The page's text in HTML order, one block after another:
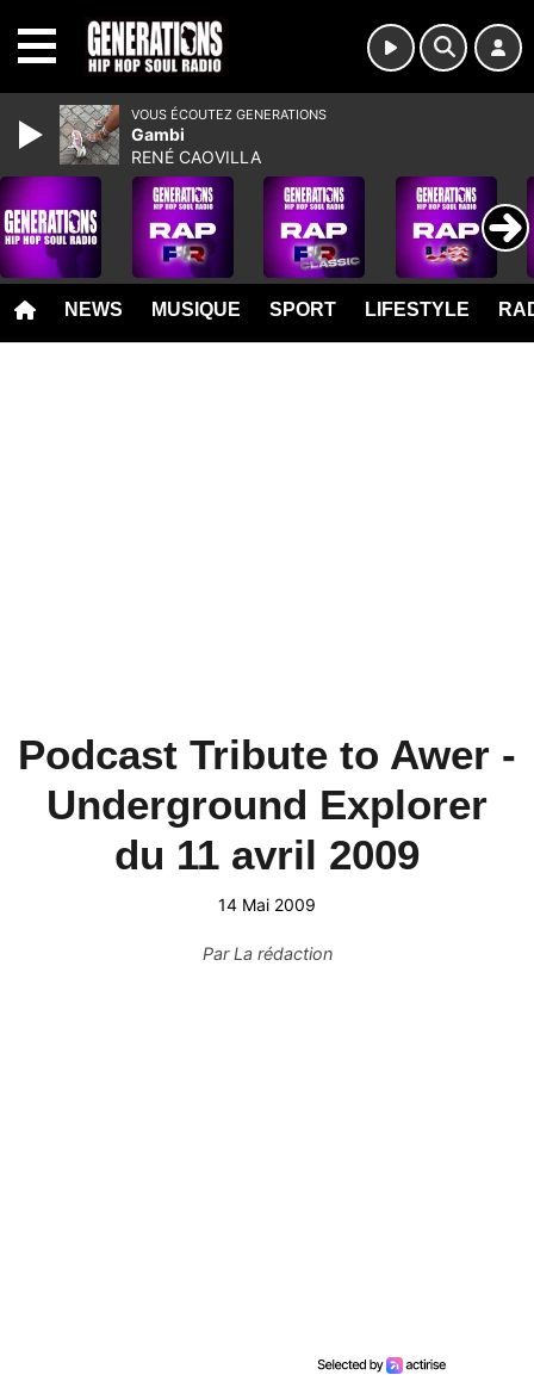
NEWS MUSIQUE SPORT LIFESTYLE
Podcast Tribute to Awer -
Underground Explorer
du 11 avril 2009
14 Mai 2009
ParLa rédaction
VOUS ÉCOUTEZ GENERATIONS
Gambi
RENÉ CAOVILLA